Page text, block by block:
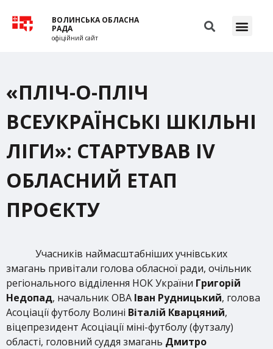
ВОЛИНСЬКА ОБЛАСНА
РАДА
офіційний сайт
«ПЛІЧ-О-ПЛІЧ
ВСЕУКРАЇНСЬКІ ШКІЛЬНІ
ЛІГИ»: СТАРТУВАВ IV
ОБЛАСНИЙ ЕТАП
ПРОЄКТУ
Учасників наймасштабніших учнівських
змагань привітали голова обласної ради, очільник
регіонального відділення НОК України Григорій
Недопад, начальник ОВА Іван Рудницький, голова
Асоціації футболу Волині Віталій Кварцяний,
віцепрезидент Асоціації міні-футболу (футзалу)
області, головний суддя змагань Дмитро